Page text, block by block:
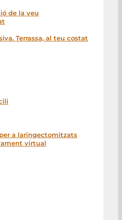
de la veu
Terrassa, al teu costat
a laringectomitzats
virtual